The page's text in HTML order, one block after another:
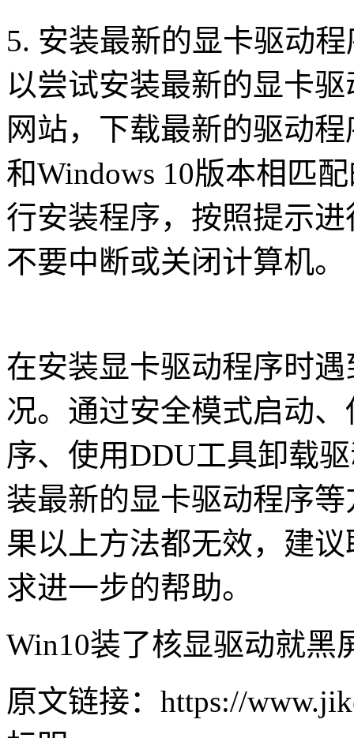
5. 安装最新的显卡驱动
以尝试安装最新的显卡
网站，下载最新的驱动
和Windows 10版本相匹
行安装程序，按照提示
不要中断或关闭计算机。
在安装显卡驱动程序时
况。通过安全模式启动
序、使用DDU工具卸载
装最新的显卡驱动程序
果以上方法都无效，建
求进一步的帮助。
Win10装了核显驱动就黑
原文链接：https://